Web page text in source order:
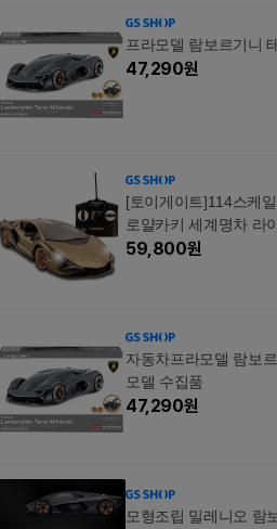
프라모델 람보르기니
47,290원
[토이게이트]114스케
로얄카키 세계명차 라
콘 무
59,800원
자동차프라모델 람보
모델 수집품
47,290원
모형조립 밀레니오 람